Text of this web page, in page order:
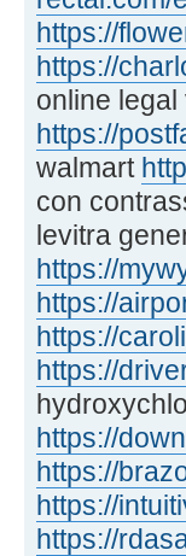
https://
https://
online
https://
walmart
con
levitra
https://
https://
https://
https://
https://
https://
https://
https://